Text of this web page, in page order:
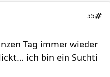
55
Tag immer wieder
ich bin ein Suchti